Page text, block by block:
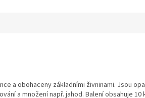
a obohaceny základními živninami. Jsou
a množení např. jahod. Balení obsahuje 10